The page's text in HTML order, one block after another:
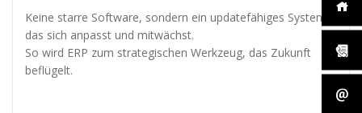
Keine starre Software, sondern ein updatefähiges System,
das sich anpasst und mitwächst.
So wird ERP zum strategischen Werkzeug, das Zukunft
beflügelt.
personalisierter
Inhalte durch
Erfassen und
Analysieren Ihres